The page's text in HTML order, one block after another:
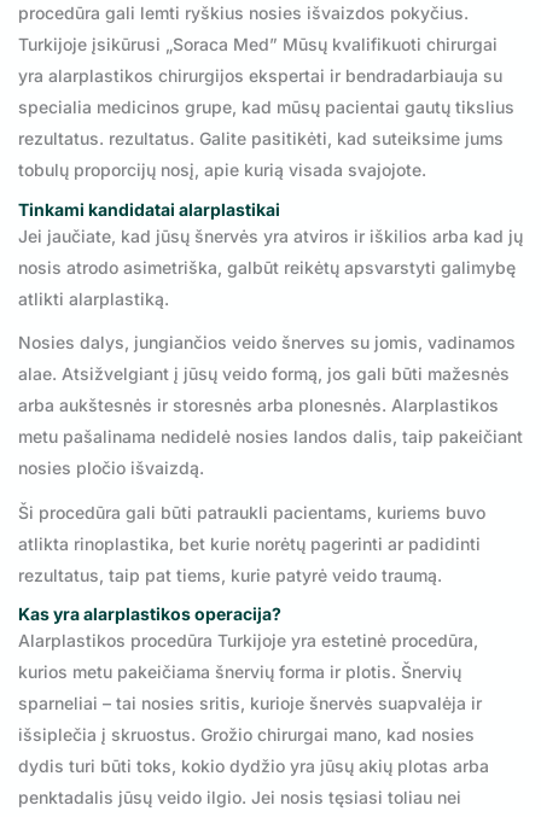
procedūra gali lemti ryškius nosies išvaizdos pokyčius.
Turkijoje įsikūrusi „Soraca Med” Mūsų kvalifikuoti chirurgai
yra alarplastikos chirurgijos ekspertai ir bendradarbiauja su
specialia medicinos grupe, kad mūsų pacientai gautų tikslius
rezultatus. rezultatus. Galite pasitikėti, kad suteiksime jums
tobulų proporcijų nosį, apie kurią visada svajojote.
Tinkami kandidatai alarplastikai
Jei jaučiate, kad jūsų šnervės yra atviros ir iškilios arba kad jų
nosis atrodo asimetriška, galbūt reikėtų apsvarstyti galimybę
atlikti alarplastiką.
Nosies dalys, jungiančios veido šnerves su jomis, vadinamos
alae. Atsižvelgiant į jūsų veido formą, jos gali būti mažesnės
arba aukštesnės ir storesnės arba plonesnės. Alarplastikos
metu pašalinama nedidelė nosies landos dalis, taip pakeičiant
nosies pločio išvaizdą.
Ši procedūra gali būti patraukli pacientams, kuriems buvo
atlikta rinoplastika, bet kurie norėtų pagerinti ar padidinti
rezultatus, taip pat tiems, kurie patyrė veido traumą.
Kas yra alarplastikos operacija?
Alarplastikos procedūra Turkijoje yra estetinė procedūra,
kurios metu pakeičiama šnervių forma ir plotis. Šnervių
sparneliai – tai nosies sritis, kurioje šnervės suapvalėja ir
išsiplečia į skruostus. Grožio chirurgai mano, kad nosies
dydis turi būti toks, kokio dydžio yra jūsų akių plotas arba
penktadalis jūsų veido ilgio. Jei nosis tęsiasi toliau nei